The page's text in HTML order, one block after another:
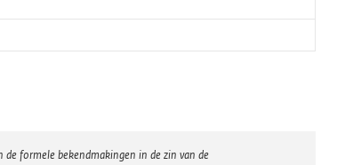
de formele bekendmakingen in de zin van de